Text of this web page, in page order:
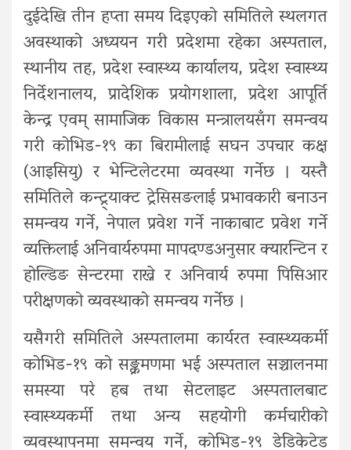
दुईदेखि तीन हप्ता समय दिइएको समितिले स्थलगत
अवस्थाको अध्ययन गरी प्रदेशमा रहेका अस्पताल,
स्थानीय तह, प्रदेश स्वास्थ्य कार्यालय, प्रदेश स्वास्थ्य
निर्देशनालय, प्रादेशिक प्रयोगशाला, प्रदेश आपूर्ति
केन्द्र एवम् सामाजिक विकास मन्त्रालयसँग समन्वय
गरी कोभिड-१९ का बिरामीलाई सघन उपचार कक्ष
(आइसियु) र भेन्टिलेटरमा व्यवस्था गर्नेछ । यस्तै
समितिले कन्ट्र्याक्ट ट्रेसिसङलाई प्रभावकारी बनाउन
समन्वय गर्ने, नेपाल प्रवेश गर्ने नाकाबाट प्रवेश गर्ने
व्यक्तिलाई अनिवार्यरुपमा मापदण्डअनुसार क्यारन्टिन र
होल्डिङ सेन्टरमा राख्ने र अनिवार्य रुपमा पिसिआर
परीक्षणको व्यवस्थाको समन्वय गर्नेछ ।
यसैगरी समितिले अस्पतालमा कार्यरत स्वास्थ्यकर्मी
कोभिड-१९ को सङ्क्रमणमा भई अस्पताल सञ्चालनमा
समस्या परे हब तथा सेटलाइट अस्पतालबाट
स्वास्थ्यकर्मी तथा अन्य सहयोगी कर्मचारीको
व्यवस्थापनमा समन्वय गर्ने, कोभिड-१९ डेडिकेटेड